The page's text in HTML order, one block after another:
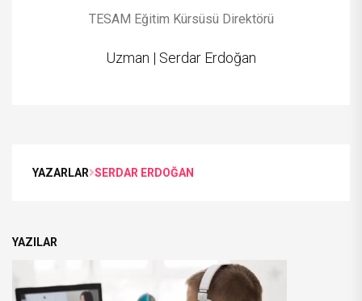
TESAM Eğitim Kürsüsü Direktörü
Uzman | Serdar Erdoğan
YAZARLAR SERDAR ERDOĞAN
YAZILAR